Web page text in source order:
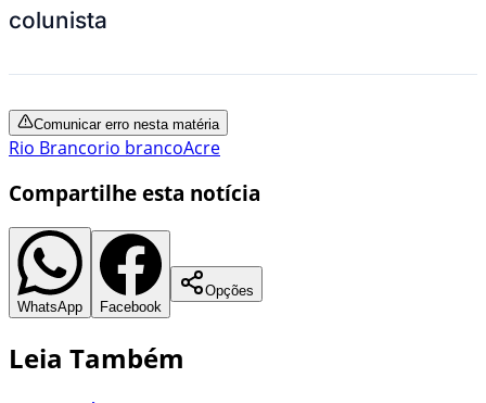
colunista
Comunicar erro nesta matéria
Rio Brancorio brancoAcre
Compartilhe esta notícia
WhatsApp Facebook
Opções
Leia Também